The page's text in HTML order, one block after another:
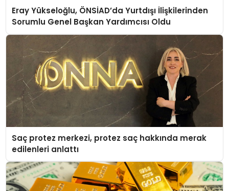
Eray Yükseloğlu, ÖNSİAD’da Yurtdışı İlişkilerinden
Sorumlu Genel Başkan Yardımcısı Oldu
Saç protez merkezi, protez saç hakkında merak
edilenleri anlattı